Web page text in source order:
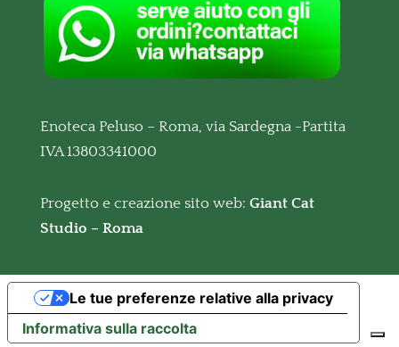
Enoteca Peluso – Roma, via Sardegna -Partita
IVA 13803341000
Progetto e creazione sito web: Giant Cat
Studio – Roma
Informativa sulla raccolta
Le tue preferenze relative alla privacy